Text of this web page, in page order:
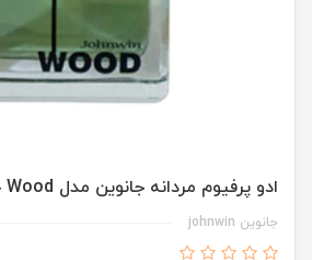
ادو پرفیوم مردانه جانوین مدل Wood حجم 100 میلی لیتر
جانوین johnwin